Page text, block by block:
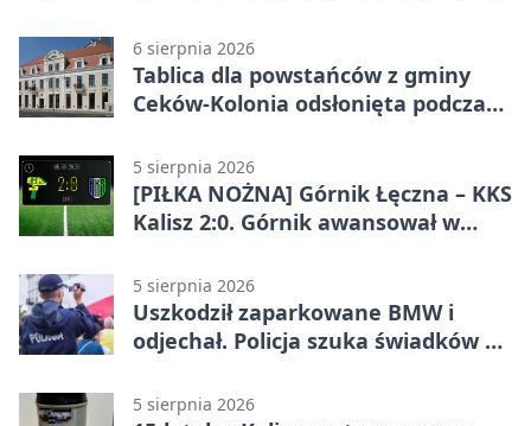
6 sierpnia 2026
Tablica dla powstańców z gminy
Ceków-Kolonia odsłonięta podczas
5 sierpnia 2026
[PIŁKA NOŻNA] Górnik Łęczna – KKS
Kalisz 2:0. Górnik awansował w
5 sierpnia 2026
Uszkodził zaparkowane BMW i
odjechał. Policja szuka świadków w
5 sierpnia 2026